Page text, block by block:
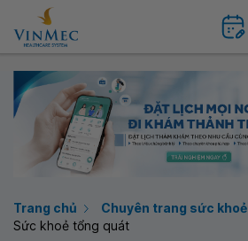
Trang chủ
Chuyên trang sức khoẻ
Sức khoẻ tổng quát